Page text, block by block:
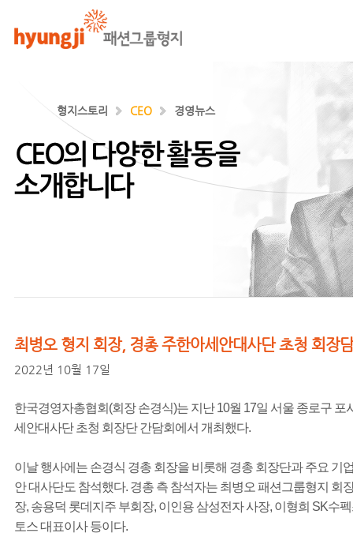
형지스토리 CEO 경영뉴스
최병오 형지 회장, 경총 주한아세안대사단 초청 회장
2022년 10월 17일
한국경영자총협회(회장 손경식)는 지난 10월 17일 서울 종로구 포
세안대사단 초청 회장단 간담회에서 개최했다.
이날 행사에는 손경식 경총 회장을 비롯해 경총 회장단과 주요 기
안 대사단도 참석했다. 경총 측 참석자는 최병오 패션그룹형지 회
장, 송용덕 롯데지주 부회장, 이인용 삼성전자 사장, 이형희 SK수
토스 대표이사 등이다.